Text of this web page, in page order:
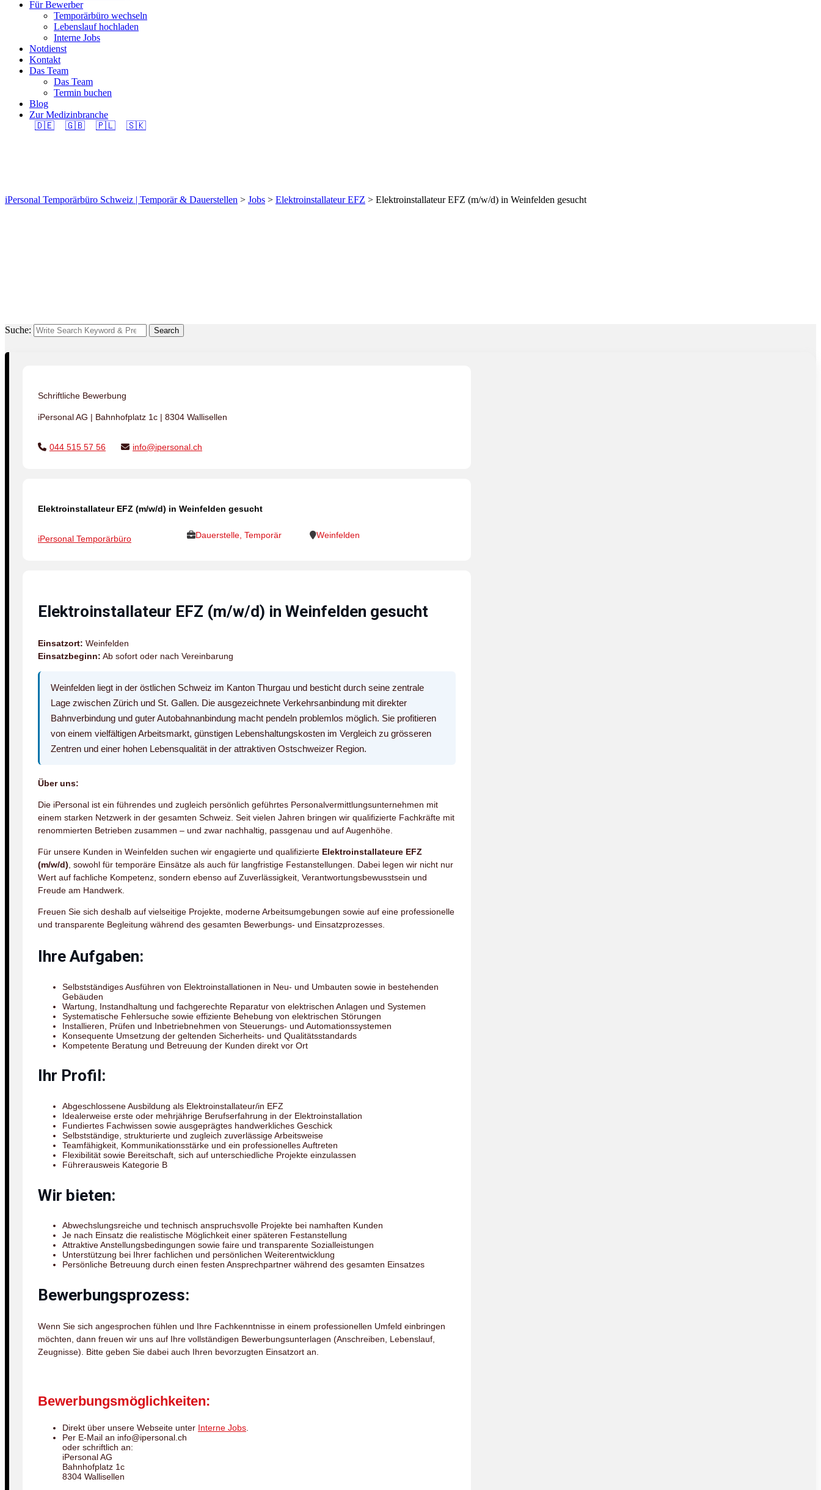
Für Bewerber
Temporärbüro wechseln
Lebenslauf hochladen
Interne Jobs
Notdienst
Kontakt
Das Team
Das Team
Termin buchen
Blog
Zur Medizinbranche
🇩🇪
🇬🇧 🇵🇱 🇸🇰
iPersonal Temporärbüro Schweiz | Temporär & Dauerstellen > Jobs > Elektroinstallateur EFZ > Elektroinstallateur EFZ (m/w/d) in Weinfelden gesucht
Suche: Search
Schriftliche Bewerbung
iPersonal AG | Bahnhofplatz 1c | 8304 Wallisellen
044 515 57 56 info@ipersonal.ch
Elektroinstallateur EFZ (m/w/d) in Weinfelden gesucht
iPersonal Temporärbüro Dauerstelle, Temporär Weinfelden
Elektroinstallateur EFZ (m/w/d) in Weinfelden gesucht
Einsatzort: Weinfelden
Einsatzbeginn: Ab sofort oder nach Vereinbarung
Weinfelden liegt in der östlichen Schweiz im Kanton Thurgau und besticht durch seine zentrale
Lage zwischen Zürich und St. Gallen. Die ausgezeichnete Verkehrsanbindung mit direkter
Bahnverbindung und guter Autobahnanbindung macht pendeln problemlos möglich. Sie profitieren
von einem vielfältigen Arbeitsmarkt, günstigen Lebenshaltungskosten im Vergleich zu grösseren
Zentren und einer hohen Lebensqualität in der attraktiven Ostschweizer Region.
Über uns:
Die iPersonal ist ein führendes und zugleich persönlich geführtes Personalvermittlungsunternehmen mit
einem starken Netzwerk in der gesamten Schweiz. Seit vielen Jahren bringen wir qualifizierte Fachkräfte mit
renommierten Betrieben zusammen – und zwar nachhaltig, passgenau und auf Augenhöhe.
Für unsere Kunden in Weinfelden suchen wir engagierte und qualifizierte Elektroinstallateure EFZ
(m/w/d) , sowohl für temporäre Einsätze als auch für langfristige Festanstellungen. Dabei legen wir nicht nur
Wert auf fachliche Kompetenz, sondern ebenso auf Zuverlässigkeit, Verantwortungsbewusstsein und
Freude am Handwerk.
Freuen Sie sich deshalb auf vielseitige Projekte, moderne Arbeitsumgebungen sowie auf eine professionelle
und transparente Begleitung während des gesamten Bewerbungs- und Einsatzprozesses.
Ihre Aufgaben:
Selbstständiges Ausführen von Elektroinstallationen in Neu- und Umbauten sowie in bestehenden
Gebäuden
Wartung, Instandhaltung und fachgerechte Reparatur von elektrischen Anlagen und Systemen
Systematische Fehlersuche sowie effiziente Behebung von elektrischen Störungen
Installieren, Prüfen und Inbetriebnehmen von Steuerungs- und Automationssystemen
Konsequente Umsetzung der geltenden Sicherheits- und Qualitätsstandards
Kompetente Beratung und Betreuung der Kunden direkt vor Ort
Ihr Profil:
Abgeschlossene Ausbildung als Elektroinstallateur/in EFZ
Idealerweise erste oder mehrjährige Berufserfahrung in der Elektroinstallation
Fundiertes Fachwissen sowie ausgeprägtes handwerkliches Geschick
Selbstständige, strukturierte und zugleich zuverlässige Arbeitsweise
Teamfähigkeit, Kommunikationsstärke und ein professionelles Auftreten
Flexibilität sowie Bereitschaft, sich auf unterschiedliche Projekte einzulassen
Führerausweis Kategorie B
Wir bieten:
Abwechslungsreiche und technisch anspruchsvolle Projekte bei namhaften Kunden
Je nach Einsatz die realistische Möglichkeit einer späteren Festanstellung
Attraktive Anstellungsbedingungen sowie faire und transparente Sozialleistungen
Unterstützung bei Ihrer fachlichen und persönlichen Weiterentwicklung
Persönliche Betreuung durch einen festen Ansprechpartner während des gesamten Einsatzes
Bewerbungsprozess:
Wenn Sie sich angesprochen fühlen und Ihre Fachkenntnisse in einem professionellen Umfeld einbringen
möchten, dann freuen wir uns auf Ihre vollständigen Bewerbungsunterlagen (Anschreiben, Lebenslauf,
Zeugnisse). Bitte geben Sie dabei auch Ihren bevorzugten Einsatzort an.
Bewerbungsmöglichkeiten:
Direkt über unsere Webseite unter Interne Jobs.
Per E-Mail an info@ipersonal.ch
oder schriftlich an:
iPersonal AG
Bahnhofplatz 1c
8304 Wallisellen